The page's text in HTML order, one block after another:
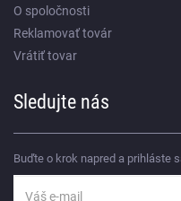
O spoločnosti
Reklamovať továr
Vrátiť tovar
Sledujte nás
Buďte o krok napred a prihláste